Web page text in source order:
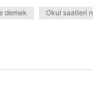
demek Okul saatleri